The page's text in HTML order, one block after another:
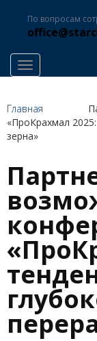
По вопросам
Toggle navigation
Главная
«ПроКрахмал
зерна»